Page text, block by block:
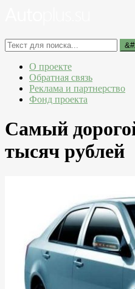
О проекте
Обратная связь
Реклама и партнерство
Фонд проекта
Самый
тысяч рублей